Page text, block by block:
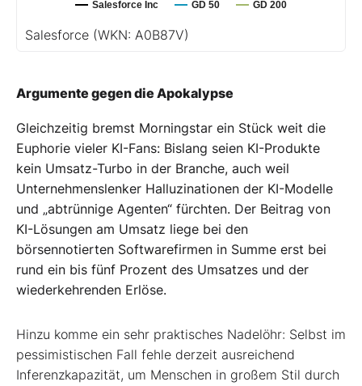
Salesforce Inc GD 50 GD 200
Salesforce (WKN: A0B87V)
Argumente gegen die Apokalypse
Gleichzeitig bremst Morningstar ein Stück weit die
Euphorie vieler KI-Fans: Bislang seien KI-Produkte
kein Umsatz-Turbo in der Branche, auch weil
Unternehmenslenker Halluzinationen der KI-Modelle
und „abtrünnige Agenten“ fürchten. Der Beitrag von
KI-Lösungen am Umsatz liege bei den
börsennotierten Softwarefirmen in Summe erst bei
rund ein bis fünf Prozent des Umsatzes und der
wiederkehrenden Erlöse.
Hinzu komme ein sehr praktisches Nadelöhr: Selbst im
pessimistischen Fall fehle derzeit ausreichend
Inferenzkapazität, um Menschen in großem Stil durch